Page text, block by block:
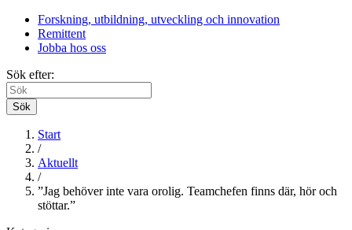
Forskning, utbildning, utveckling och innovation
Remittent
Jobba hos oss
Sök efter:
Sök
Start
/
Aktuellt
/
”Jag behöver inte vara orolig. Teamchefen finns där, hör och
stöttar.”